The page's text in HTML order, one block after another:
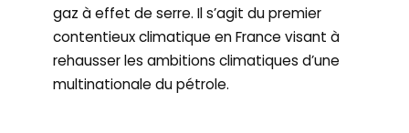
gaz à effet de serre. Il s’agit du premier
contentieux climatique en France visant à
rehausser les ambitions climatiques d’une
multinationale du pétrole.